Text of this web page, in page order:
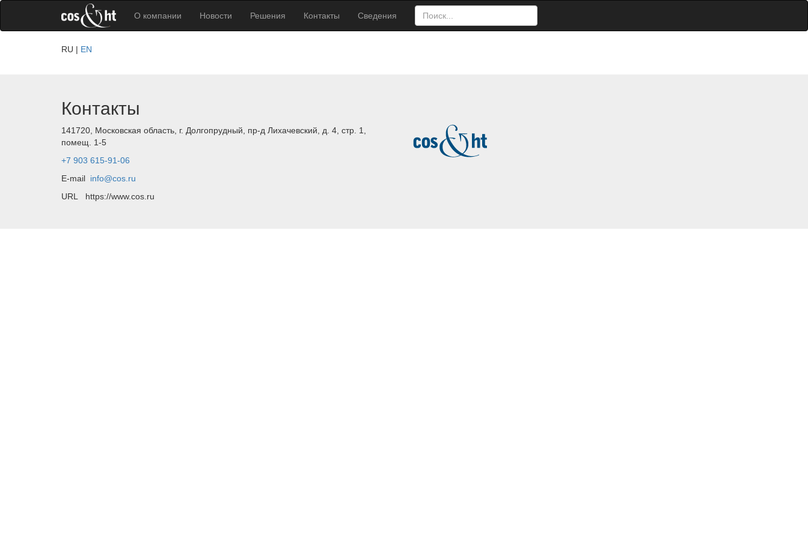
О компании Новости Решения Контакты Сведения
RU EN
Контакты
141720, Московская область, г. Долгопрудный, пр-д Лихачевский, д. 4, стр. 1,
помещ. 1-5
+7 903 615-91-06
E-mail info@cos.ru
URL https://www.cos.ru